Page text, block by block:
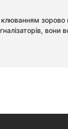
клюванням зорово
вони